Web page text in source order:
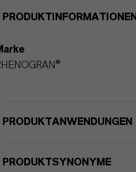
PRODUKTINFORMATIONEN
PRODUKTANWENDUNGEN
PRODUKTSYNONYME